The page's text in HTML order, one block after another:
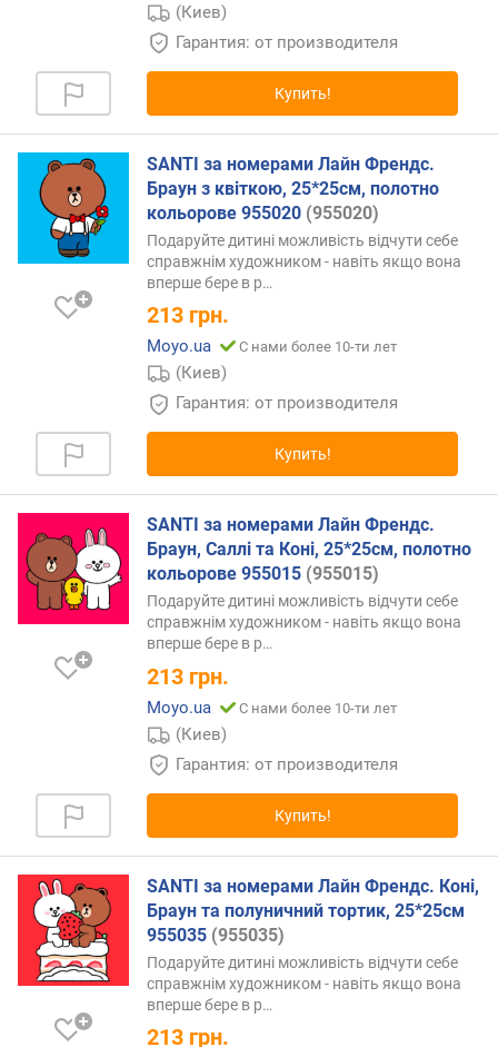
A
)
(Киев)
Гарантия: от производителя
Купить!
SANTI за номерами Лайн Френдс.
Браун з квіткою, 25*25см, полотно
кольорове 955020 (955020)
Подаруйте дитині можливість відчути себе
справжнім художником - навіть якщо вона
вперше бере в р…
213 грн.
Moyo.ua С нами более 10-ти лет
(Киев)
Гарантия: от производителя
Купить!
SANTI за номерами Лайн Френдс.
Браун, Саллі та Коні, 25*25см, полотно
кольорове 955015 (955015)
Подаруйте дитині можливість відчути себе
справжнім художником - навіть якщо вона
вперше бере в р…
213 грн.
Moyo.ua С нами более 10-ти лет
(Киев)
Гарантия: от производителя
Купить!
SANTI за номерами Лайн Френдс. Коні,
Браун та полуничний тортик, 25*25см
955035 (955035)
Подаруйте дитині можливість відчути себе
справжнім художником - навіть якщо вона
вперше бере в р…
213 грн.